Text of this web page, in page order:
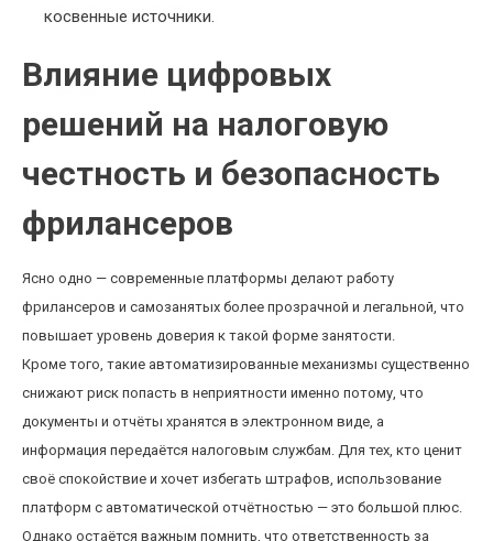
косвенные источники.
Влияние цифровых
решений на налоговую
честность и безопасность
фрилансеров
Ясно одно — современные платформы делают работу
фрилансеров и самозанятых более прозрачной и легальной, что
повышает уровень доверия к такой форме занятости.
Кроме того, такие автоматизированные механизмы существенно
снижают риск попасть в неприятности именно потому, что
документы и отчёты хранятся в электронном виде, а
информация передаётся налоговым службам. Для тех, кто ценит
своё спокойствие и хочет избегать штрафов, использование
платформ с автоматической отчётностью — это большой плюс.
Однако остаётся важным помнить, что ответственность за